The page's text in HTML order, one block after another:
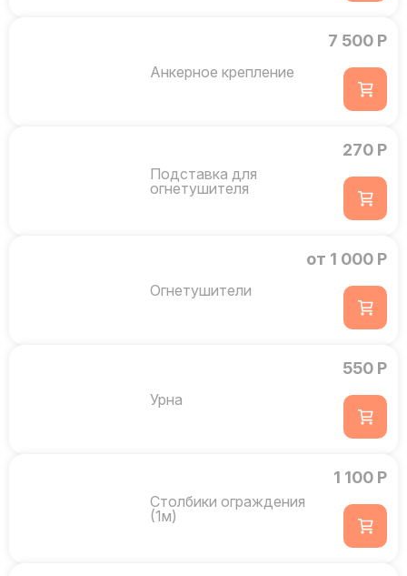
Анкерное крепление
7 500 Р
Подставка для
огнетушителя
270 Р
Огнетушители
от 1 000 Р
Урна
550 Р
Столбики ограждения
(1м)
1 100 Р